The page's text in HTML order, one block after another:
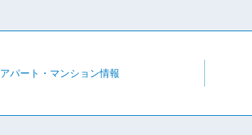
アパート・マンション情報